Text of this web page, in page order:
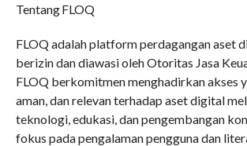
Tentang FLOQ
FLOQ adalah platform perdagangan aset
berizin dan diawasi oleh Otoritas Jasa
FLOQ berkomitmen menghadirkan akses
aman, dan relevan terhadap aset digital
teknologi, edukasi, dan pengembangan
fokus pada pengalaman pengguna dan